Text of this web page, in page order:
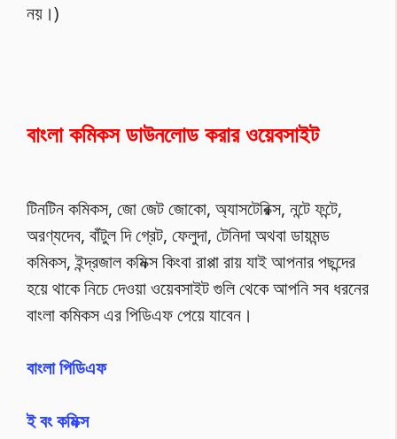
নয়।)
বাংলা কমিকস ডাউনলোড করার ওয়েবসাইট
টিনটিন কমিকস, জো জেট জোকো, অ্যাসটেরিক্স, নন্টে ফন্টে,
অরণ্যদেব, বাঁটুল দি গ্রেট, ফেলুদা, টেনিদা অথবা ডায়মন্ড
কমিকস, ইন্দ্রজাল কমিক্স কিংবা রাপ্পা রায় যাই আপনার পছন্দের
হয়ে থাকে নিচে দেওয়া ওয়েবসাইট গুলি থেকে আপনি সব ধরনের
বাংলা কমিকস এর পিডিএফ পেয়ে যাবেন।
বাংলা পিডিএফ
ই বং কমিক্স